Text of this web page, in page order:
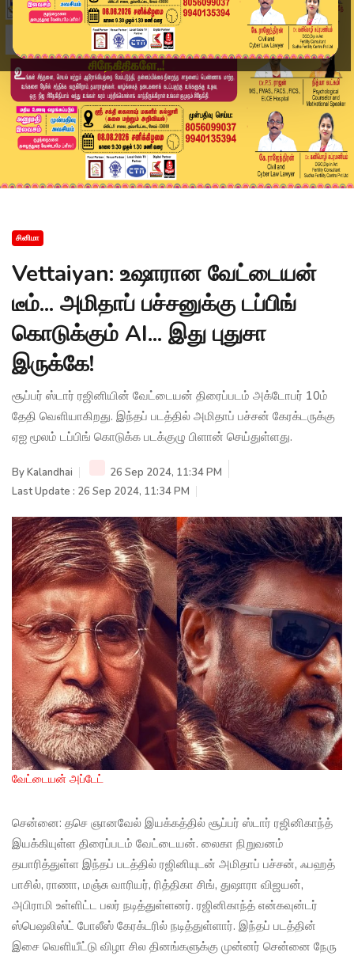
சினிமா
Vettaiyan: உஷாரான வேட்டையன்
டீம்... அமிதாப் பச்சனுக்கு டப்பிங்
கொடுக்கும் AI... இது புதுசா
இருக்கே!
சூப்பர் ஸ்டார் ரஜினியின் வேட்டையன் திரைப்படம் அக்டோபர் 10ம்
தேதி வெளியாகிறது. இந்தப் படத்தில் அமிதாப் பச்சன் கேரக்டருக்கு
ஏஐ மூலம் டப்பிங் கொடுக்க படக்குழு பிளான் செய்துள்ளது.
ByKalandhai
26 Sep 2024, 11:34 PM
Last Update : 26 Sep 2024, 11:34 PM
வேட்டையன் அப்டேட்
சென்னை: தசெ ஞானவேல் இயக்கத்தில் சூப்பர் ஸ்டார் ரஜினிகாந்த்
இயக்கியுள்ள திரைப்படம் வேட்டையன். லைகா நிறுவனம்
தயாரித்துள்ள இந்தப் படத்தில் ரஜினியுடன் அமிதாப் பச்சன், ஃபஹத்
பாசில், ராணா, மஞ்சு வாரியர், ரித்திகா சிங், துஷாரா விஜயன்,
அபிராமி உள்ளிட்ட பலர் நடித்துள்ளனர். ரஜினிகாந்த் என்கவுன்டர்
ஸ்பெஷலிஸ்ட் போலீஸ் கேரக்டரில் நடித்துள்ளார். இந்தப் படத்தின்
இசை வெளியீட்டு விழா சில தினங்களுக்கு முன்னர் சென்னை நேரு